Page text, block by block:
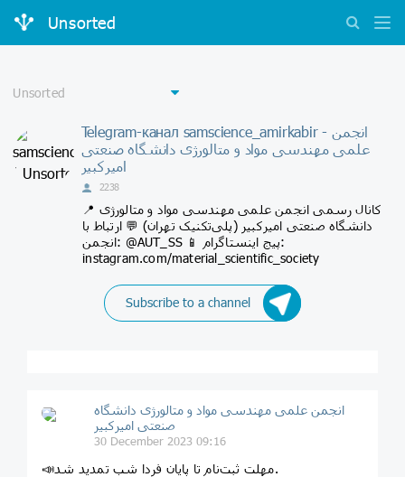
Unsorted
Telegram-канал samscience_amirkabir - انجمن
علمی مهندسی مواد و متالورژی دانشگاه صنعتی
امیرکبیر
2238
📍 کانال رسمی انجمن علمی مهندسی مواد و متالورژی
دانشگاه صنعتی امیرکبیر (پلی‌تکنیک تهران) 💬 ارتباط با
انجمن: @AUT_SS 📱 پیج اینستاگرام:
instagram.com/material_scientific_society
Subscribe to a channel
انجمن علمی مهندسی مواد و متالورژی دانشگاه
صنعتی امیرکبیر
30 December 2023 09:16
📣مهلت ثبت‌نام تا پایان فردا شب تمدید شد.